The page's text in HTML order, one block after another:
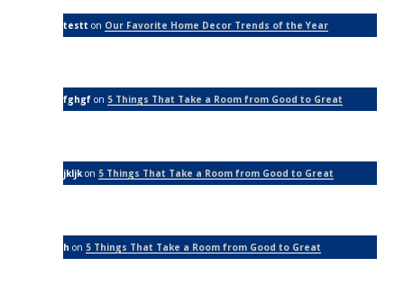
testt on Our Favorite Home Decor Trends of the Year
fghgf on 5 Things That Take a Room from Good to Great
jkljkon 5 Things That Take a Room from Good to Great
h on 5 Things That Take a Room from Good to Great